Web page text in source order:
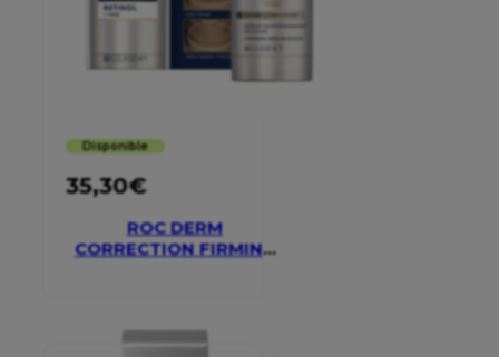
Disponible
35,30€
ROC DERM
CORRECTION FIRMING